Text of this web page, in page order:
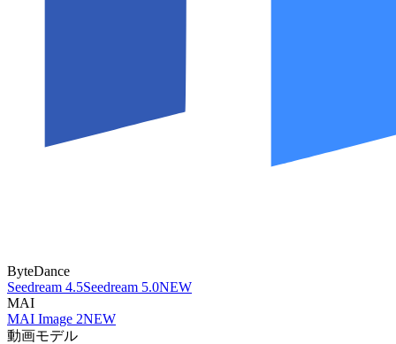
ByteDance
Seedream 4.5Seedream 5.0NEW
MAI
MAI Image 2NEW
動画モデル